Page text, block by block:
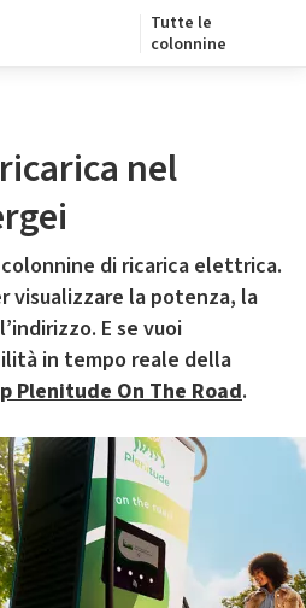
Tutte le
colonnine
nel
di ricarica elettrica.
visualizzare la potenza, la
E se vuoi
in tempo reale della
Plenitude On The Road.